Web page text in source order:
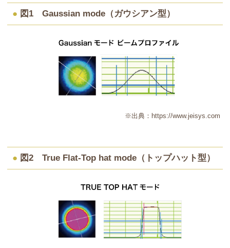
● 図1 Gaussian mode（ガウシアン型）
※出典： https://www.jeisys.com
● 図2 True Flat-Top hat mode（トップハット型）